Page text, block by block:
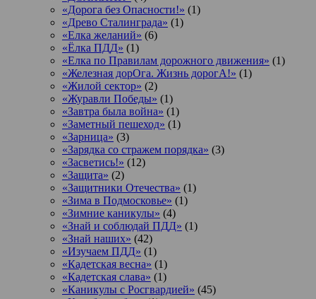
«Дорога без Опасности!» (1)
«Древо Сталинграда» (1)
«Елка желаний» (6)
«Ёлка ПДД» (1)
«Елка по Правилам дорожного движения» (1)
«Железная дорОга. Жизнь дорогА!» (1)
«Жилой сектор» (2)
«Журавли Победы» (1)
«Завтра была война» (1)
«Заметный пешеход» (1)
«Зарница» (3)
«Зарядка со стражем порядка» (3)
«Засветись!» (12)
«Защита» (2)
«Защитники Отечества» (1)
«Зима в Подмосковье» (1)
«Зимние каникулы» (4)
«Знай и соблюдай ПДД» (1)
«Знай наших» (42)
«Изучаем ПДД» (1)
«Кадетская весна» (1)
«Кадетская слава» (1)
«Каникулы с Росгвардией» (45)